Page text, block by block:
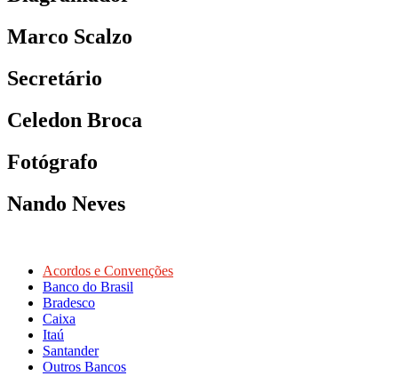
Marco Scalzo
Secretário
Celedon Broca
Fotógrafo
Nando Neves
Acordos e Convenções
Banco do Brasil
Bradesco
Caixa
Itaú
Santander
Outros Bancos